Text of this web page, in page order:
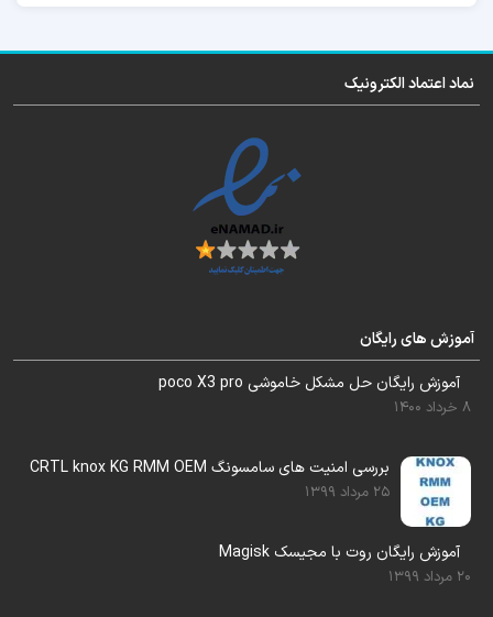
جبران ناپذیر به برد گوشی خواهد شد .
حرارت یا زمان حرارت دهی کم باشد موجب کنده
شدن پایه های روی برد میشود.
از آنسو اگر میزان حرارت یا زمان حرارت دادن
برداشتن هارد را در لینک زیر آموزش دادیم .
پیشنهاد میکنیم حتما مطالعه بفرمایید.
برداشتن هارد و تمیز کردن چسب زیر ic
ولی نکته مهمتر این است که هارد باید به صورت
صحیح پروگرام شود تا بتواند گوشی را روشن کند
. پروگرام صحیح شامل موارد زیادی می شود .
نماد اعتماد الکترونیک
آموزش های رایگان
آموزش رایگان حل مشکل خاموشی poco X3 pro
8 خرداد 1400
بررسی امنیت های سامسونگ CRTL knox KG RMM OEM
25 مرداد 1399
آموزش رایگان روت با مجیسک Magisk
20 مرداد 1399